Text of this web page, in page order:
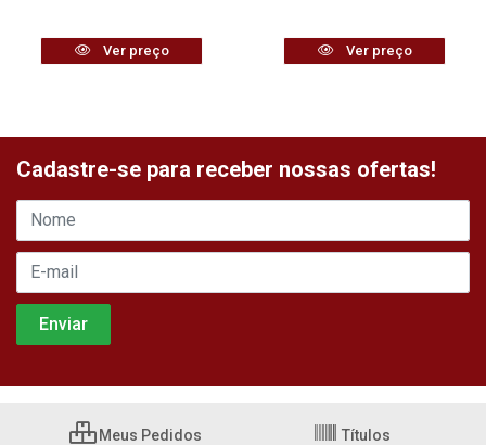
Ver preço Ver preço
Cadastre-se para receber nossas ofertas!
Meus Pedidos Títulos